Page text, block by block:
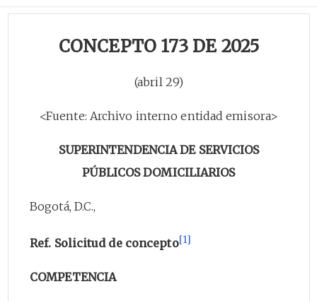
CONCEPTO 173 DE 2025
(abril 29)
<Fuente: Archivo interno entidad emisora>
SUPERINTENDENCIA DE SERVICIOS
PÚBLICOS DOMICILIARIOS
Bogotá, D.C.,
Ref. Solicitud de concepto[1]
COMPETENCIA